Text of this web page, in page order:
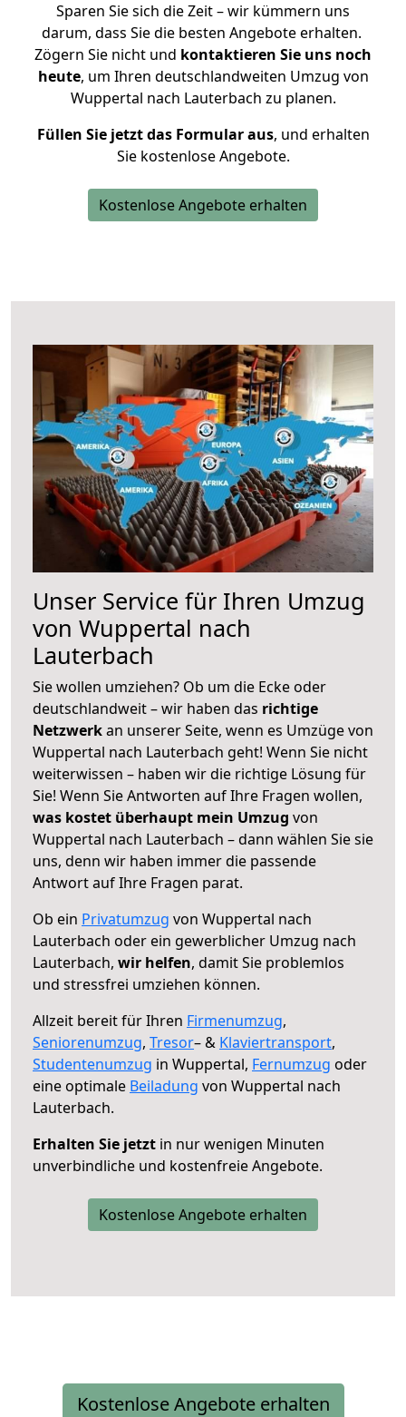
Sparen Sie sich die Zeit – wir kümmern uns
darum, dass Sie die besten Angebote erhalten.
Zögern Sie nicht und kontaktieren Sie uns noch
heute, um Ihren deutschlandweiten Umzug von
Wuppertal nach Lauterbach zu planen.
Füllen Sie jetzt das Formular aus, und erhalten
Sie kostenlose Angebote.
Kostenlose Angebote erhalten
Unser Service für Ihren Umzug
von Wuppertal nach
Lauterbach
Sie wollen umziehen? Ob um die Ecke oder
deutschlandweit – wir haben das richtige
Netzwerkan unserer Seite, wenn es Umzüge von
Wuppertal nach Lauterbach geht! Wenn Sie nicht
weiterwissen – haben wir die richtige Lösung für
Sie! Wenn Sie Antworten auf Ihre Fragen wollen,
was kostet überhaupt mein Umzug von
Wuppertal nach Lauterbach – dann wählen Sie sie
uns, denn wir haben immer die passende
Antwort auf Ihre Fragen parat.
Ob ein Privatumzug von Wuppertal nach
Lauterbach oder ein gewerblicher Umzug nach
Lauterbach, wir helfen, damit Sie problemlos
und stressfrei umziehen können.
Allzeit bereit für Ihren Firmenumzug,
Seniorenumzug, Tresor– & Klaviertransport,
Studentenumzug in Wuppertal, Fernumzug oder
eine optimale Beiladung von Wuppertal nach
Lauterbach.
Erhalten Sie jetzt in nur wenigen Minuten
unverbindliche und kostenfreie Angebote.
Kostenlose Angebote erhalten
Kostenlose Angebote erhalten